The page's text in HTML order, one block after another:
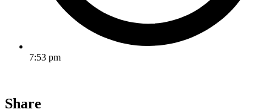
7:53 pm
Share